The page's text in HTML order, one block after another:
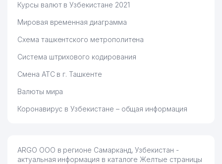
Курсы валют в Узбекистане 2021
Мировая временная диаграмма
Схема ташкентского метрополитена
Система штрихового кодирования
Смена АТС в г. Ташкенте
Валюты мира
Коронавирус в Узбекистане – общая информация
ARGO ООО в регионе Самарканд, Узбекистан -
актуальная информация в каталоге Желтые страницы